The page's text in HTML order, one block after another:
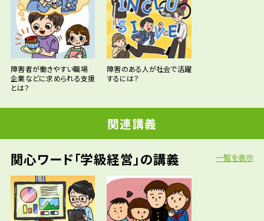
障害者が働きやすい職場
企業などに求められる支援
とは？
障害のある人が社会で活躍
するには？
関連講義
関心ワード「学級経営」の講義 一覧を表示